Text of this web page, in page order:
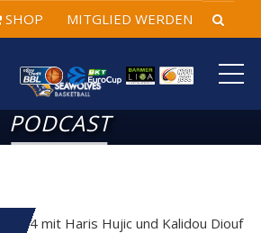
SHOP MITGLIED WERDEN
PODCAST